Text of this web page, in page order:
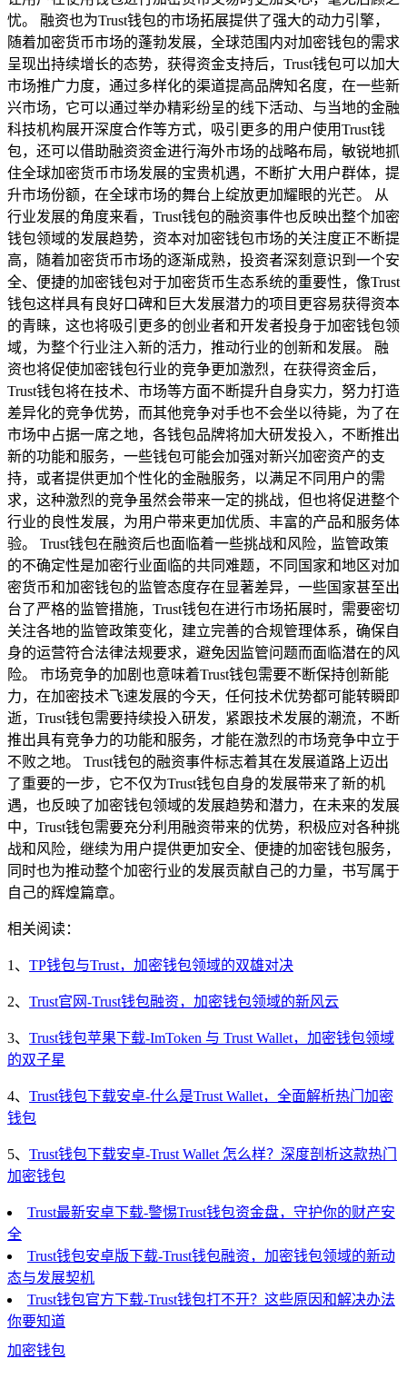
忧。 融资也为Trust钱包的市场拓展提供了强大的动力引擎，
随着加密货币市场的蓬勃发展，全球范围内对加密钱包的需求
呈现出持续增长的态势，获得资金支持后，Trust钱包可以加大
市场推广力度，通过多样化的渠道提高品牌知名度，在一些新
兴市场，它可以通过举办精彩纷呈的线下活动、与当地的金融
科技机构展开深度合作等方式，吸引更多的用户使用Trust钱
包，还可以借助融资资金进行海外市场的战略布局，敏锐地抓
住全球加密货币市场发展的宝贵机遇，不断扩大用户群体，提
升市场份额，在全球市场的舞台上绽放更加耀眼的光芒。 从
行业发展的角度来看，Trust钱包的融资事件也反映出整个加密
钱包领域的发展趋势，资本对加密钱包市场的关注度正不断提
高，随着加密货币市场的逐渐成熟，投资者深刻意识到一个安
全、便捷的加密钱包对于加密货币生态系统的重要性，像Trust
钱包这样具有良好口碑和巨大发展潜力的项目更容易获得资本
的青睐，这也将吸引更多的创业者和开发者投身于加密钱包领
域，为整个行业注入新的活力，推动行业的创新和发展。 融
资也将促使加密钱包行业的竞争更加激烈，在获得资金后，
Trust钱包将在技术、市场等方面不断提升自身实力，努力打造
差异化的竞争优势，而其他竞争对手也不会坐以待毙，为了在
市场中占据一席之地，各钱包品牌将加大研发投入，不断推出
新的功能和服务，一些钱包可能会加强对新兴加密资产的支
持，或者提供更加个性化的金融服务，以满足不同用户的需
求，这种激烈的竞争虽然会带来一定的挑战，但也将促进整个
行业的良性发展，为用户带来更加优质、丰富的产品和服务体
验。 Trust钱包在融资后也面临着一些挑战和风险，监管政策
的不确定性是加密行业面临的共同难题，不同国家和地区对加
密货币和加密钱包的监管态度存在显著差异，一些国家甚至出
台了严格的监管措施，Trust钱包在进行市场拓展时，需要密切
关注各地的监管政策变化，建立完善的合规管理体系，确保自
身的运营符合法律法规要求，避免因监管问题而面临潜在的风
险。 市场竞争的加剧也意味着Trust钱包需要不断保持创新能
力，在加密技术飞速发展的今天，任何技术优势都可能转瞬即
逝，Trust钱包需要持续投入研发，紧跟技术发展的潮流，不断
推出具有竞争力的功能和服务，才能在激烈的市场竞争中立于
不败之地。 Trust钱包的融资事件标志着其在发展道路上迈出
了重要的一步，它不仅为Trust钱包自身的发展带来了新的机
遇，也反映了加密钱包领域的发展趋势和潜力，在未来的发展
中，Trust钱包需要充分利用融资带来的优势，积极应对各种挑
战和风险，继续为用户提供更加安全、便捷的加密钱包服务，
同时也为推动整个加密行业的发展贡献自己的力量，书写属于
自己的辉煌篇章。
相关阅读：
1、 TP钱包与Trust，加密钱包领域的双雄对决
2、 Trust官网-Trust钱包融资，加密钱包领域的新风云
3、 Trust钱包苹果下载-ImToken 与 Trust Wallet，加密钱包领域
的双子星
4、 Trust钱包下载安卓-什么是Trust Wallet，全面解析热门加密
钱包
5、 Trust钱包下载安卓-Trust Wallet 怎么样？深度剖析这款热门
加密钱包
Trust最新安卓下载-警惕Trust钱包资金盘，守护你的财产安
全
Trust钱包安卓版下载-Trust钱包融资，加密钱包领域的新动
态与发展契机
Trust钱包官方下载-Trust钱包打不开？这些原因和解决办法
你要知道
加密钱包